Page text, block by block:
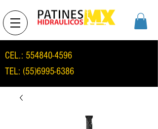
CEL.: 554840-4596
TEL: (55)6995-6386